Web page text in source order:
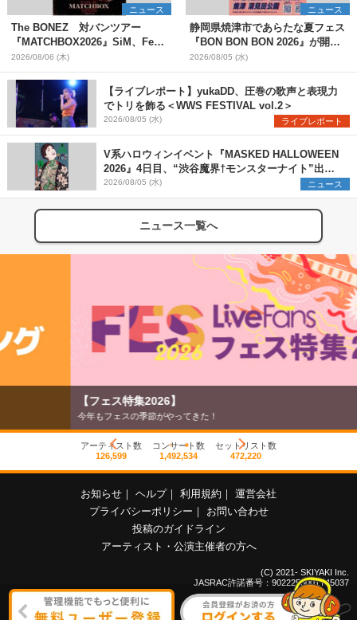
ニュース
The BONEZ 対バンツアー
『MATCHBOX2026』SiM、Fear,
and Loathing in Las Vegasら対
バンアーティストを一斉解禁
2026/08/06 (木)
ニュース
静岡県焼津市であらたな夏フェス
『BON BON BON 2026』が開
催 音楽ライブ×盆踊り×DJ×屋台
グルメ×ランタンナイトで彩る2日
間
2026/08/05 (水)
【ライブレポート】yukaDD、圧巻の歌声と表現力
でトリを飾る＜WWS FESTIVAL vol.2＞
2026/08/05 (水) ライブレポート
V系ハロウィンイベント『MASKED HALLOWEEN
2026』4日目、“渋谷魔界†モンスターナイト”出演6
組を発表
2026/08/05 (水) ニュース
ニュース一覧へ
【フェス特集2026】
今年もフェスの季節がやってきた！
アーティスト数
126,599
コンサート数
1,492,534
セットリスト数
472,220
お知らせ ｜ ヘルプ｜ 利用規約 ｜ 運営会社
プライバシーポリシー ｜
お問い合わせ
投稿のガイドライン
アーティスト・公演主催者の方へ
(C) 2021- SKIYAKI Inc.
JASRAC許諾番号：9022255001Y45037